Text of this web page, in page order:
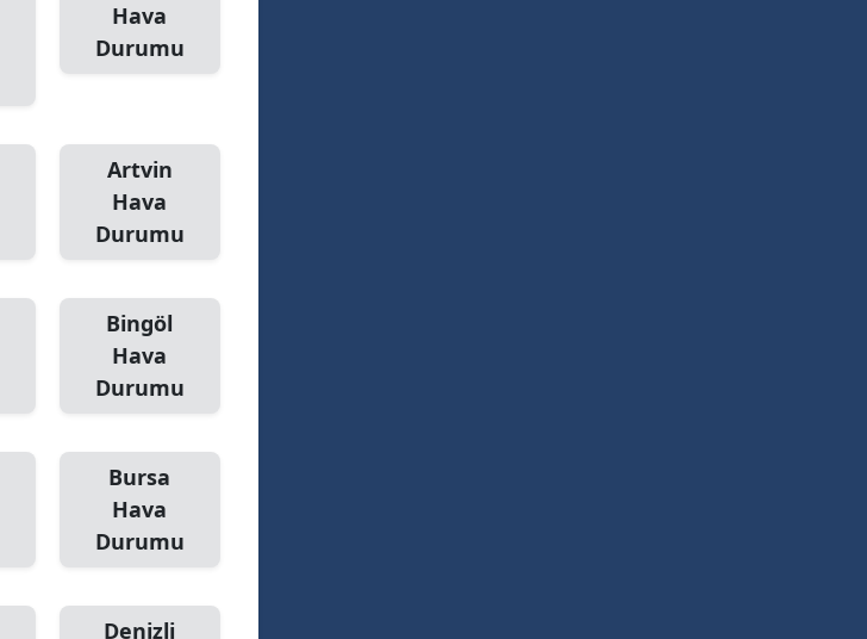
Hava
Durumu
Artvin
Hava
Durumu
Bingöl
Hava
Durumu
Bursa
Hava
Durumu
Denizli